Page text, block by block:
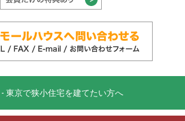
- 東京で狭小住宅を建てたい方へ